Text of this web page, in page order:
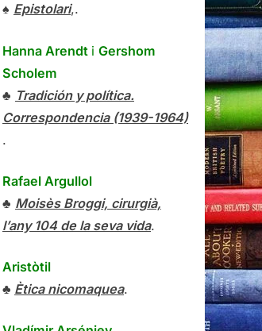
♠ Epistolari,.
Hanna Arendt i Gershom
Scholem
♣ Tradición y política.
Correspondencia (1939-1964)
.
Rafael Argullol
♣ Moisès Broggi, cirurgià,
l’any 104 de la seva vida.
Aristòtil
♣ Ètica nicomaquea.